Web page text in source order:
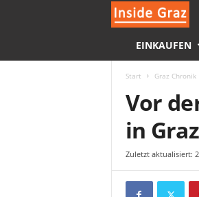
EINKAUFEN
Start Graz Chronik
Vor
in
Zuletzt aktualisiert: